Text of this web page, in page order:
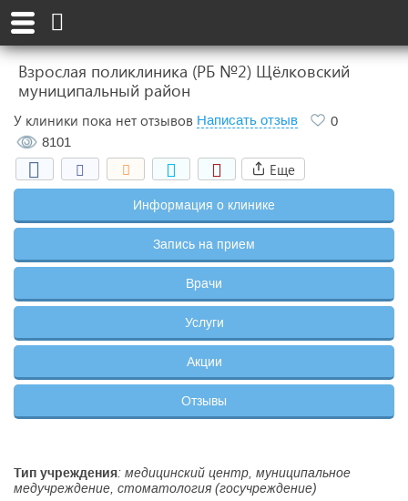
Взрослая поликлиника (РБ №2) Щёлковский
муниципальный район
У клиники пока нет отзывов Написать отзыв
0
8101
Еще
Информация о клинике
Запись на прием
Врачи
Услуги
Акции
Отзывы
Тип учреждения: медицинский центр, муниципальное
медучреждение, стоматология (госучреждение)